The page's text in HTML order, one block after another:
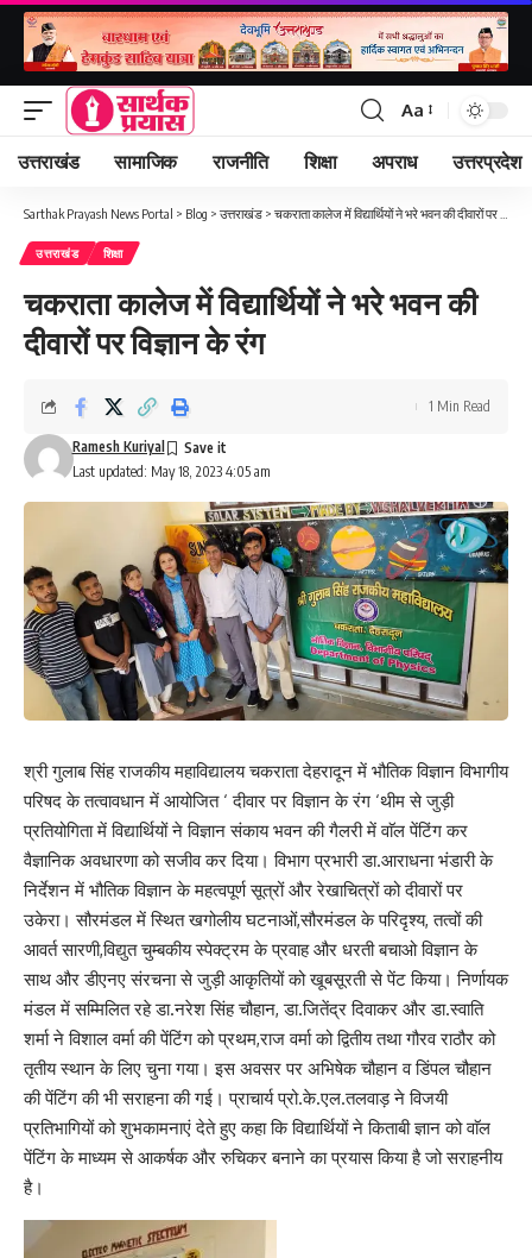
Font
Resizer
Aa
उत्तराखंड सामाजिक राजनीति शिक्षा अपराध उत्तरप्रदेश
Sarthak Prayash News Portal > Blog > उत्तराखंड > चकराता कालेज में विद्यार्थियों ने भरे भवन की दीवारों पर विज्ञान के रंग
उत्तराखंड शिक्षा
चकराता कालेज में विद्यार्थियों ने भरे भवन की
दीवारों पर विज्ञान के रंग
Last updated: May 18, 2023 4:05 am
Ramesh Kuriyal
1 Min Read
श्री गुलाब सिंह राजकीय महाविद्यालय चकराता देहरादून में भौतिक विज्ञान विभागीय
परिषद के तत्वावधान में आयोजित ‘ दीवार पर विज्ञान के रंग ‘थीम से जुड़ी
प्रतियोगिता में विद्यार्थियों ने विज्ञान संकाय भवन की गैलरी में वाॅल पेंटिंग कर
वैज्ञानिक अवधारणा को सजीव कर दिया। विभाग प्रभारी डा.आराधना भंडारी के
निर्देशन में भौतिक विज्ञान के महत्वपूर्ण सूत्रों और रेखाचित्रों को दीवारों पर
उकेरा। सौरमंडल में स्थित खगोलीय घटनाओं,सौरमंडल के परिदृश्य, तत्वों की
आवर्त सारणी,विद्युत चुम्बकीय स्पेक्ट्रम के प्रवाह और धरती बचाओ विज्ञान के
साथ और डीएनए संरचना से जुड़ी आकृतियों को खूबसूरती से पेंट किया। निर्णायक
मंडल में सम्मिलित रहे डा.नरेश सिंह चौहान, डा.जितेंद्र दिवाकर और डा.स्वाति
शर्मा ने विशाल वर्मा की पेंटिंग को प्रथम,राज वर्मा को द्वितीय तथा गौरव राठौर को
तृतीय स्थान के लिए चुना गया। इस अवसर पर अभिषेक चौहान व डिंपल चौहान
की पेंटिंग की भी सराहना की गई। प्राचार्य प्रो.के.एल.तलवाड़ ने विजयी
प्रतिभागियों को शुभकामनाएं देते हुए कहा कि विद्यार्थियों ने किताबी ज्ञान को वाॅल
पेंटिंग के माध्यम से आकर्षक और रुचिकर बनाने का प्रयास किया है जो सराहनीय
है।